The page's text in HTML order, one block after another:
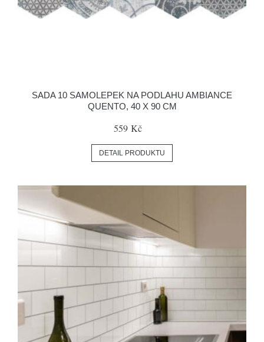
SADA 10 SAMOLEPEK NA PODLAHU AMBIANCE
QUENTO, 40 X 90 CM
559 Kč
DETAIL PRODUKTU